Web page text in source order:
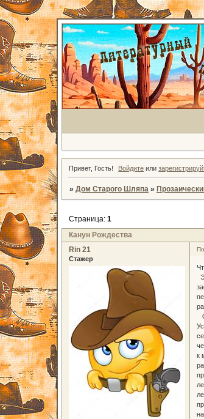
Привет, Гость! Войдите или
» Дом Старого Шляпа »
Канун Рождества
Страница: 1
Rin 21
Стажер
к